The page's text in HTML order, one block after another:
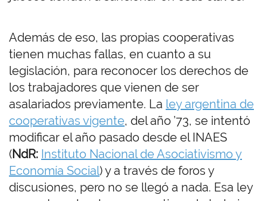
Además de eso, las propias cooperativas
tienen muchas fallas, en cuanto a su
legislación, para reconocer los derechos de
los trabajadores que vienen de ser
asalariados previamente. La ley argentina de
cooperativas vigente, del año ’73, se intentó
modificar el año pasado desde el INAES
(NdR: Instituto Nacional de Asociativismo y
Economía Social) y a través de foros y
discusiones, pero no se llegó a nada. Esa ley